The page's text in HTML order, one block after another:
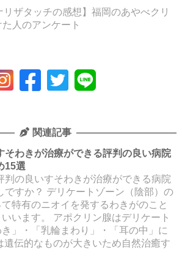
リザタッチの感想】福岡のあやべクリ
人のアンケート
関連記事
そわきが治療ができる評判の良い病院
15選
判の良いすそわきが治療ができる病院
ですか？ デリケートゾーン（陰部）の
特有のニオイを発するわきがのこと
います。 アポクリン腺はデリケート
」・「乳輪まわり」・「耳の中」に
遺伝的なものが大きいため自然治癒す